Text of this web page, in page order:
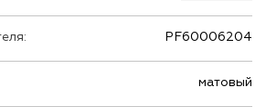
PF60006204
матовый